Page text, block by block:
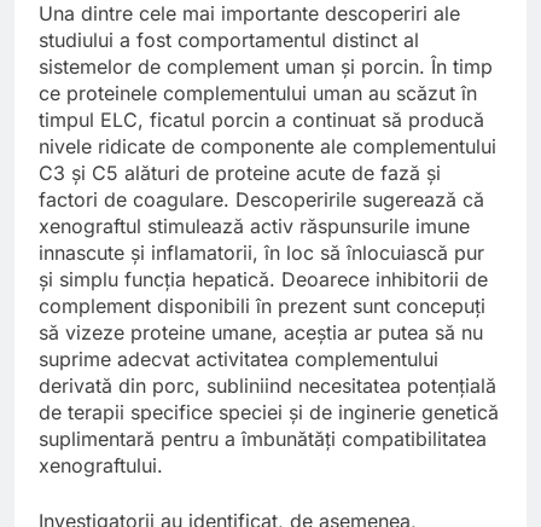
Una dintre cele mai importante descoperiri ale
studiului a fost comportamentul distinct al
sistemelor de complement uman și porcin. În timp
ce proteinele complementului uman au scăzut în
timpul ELC, ficatul porcin a continuat să producă
nivele ridicate de componente ale complementului
C3 și C5 alături de proteine acute de fază și
factori de coagulare. Descoperirile sugerează că
xenograftul stimulează activ răspunsurile imune
innascute și inflamatorii, în loc să înlocuiască pur
și simplu funcția hepatică. Deoarece inhibitorii de
complement disponibili în prezent sunt concepuți
să vizeze proteine umane, aceștia ar putea să nu
suprime adecvat activitatea complementului
derivată din porc, subliniind necesitatea potențială
de terapii specifice speciei și de inginerie genetică
suplimentară pentru a îmbunătăți compatibilitatea
xenograftului.
Investigatorii au identificat, de asemenea,